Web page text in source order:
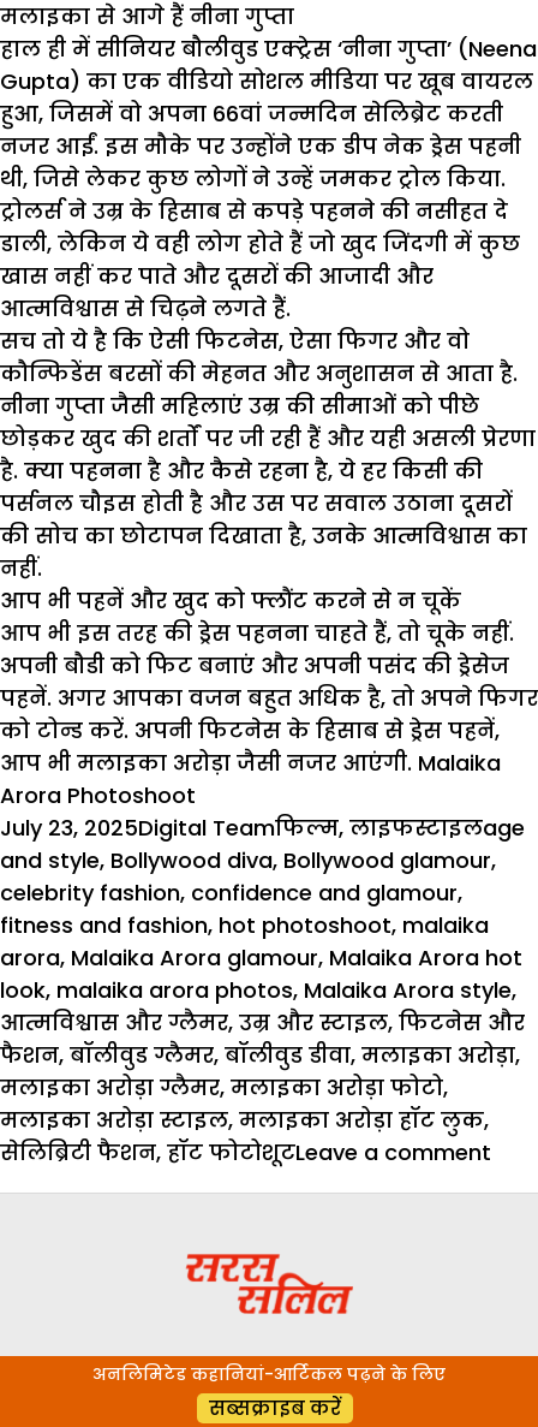
मलाइका से आगे हैं नीना गुप्ता
हाल ही में सीनियर बौलीवुड एक्ट्रेस ‘नीना गुप्ता’ (Neena
Gupta) का एक वीडियो सोशल मीडिया पर खूब वायरल
हुआ, जिसमें वो अपना 66वां जन्मदिन सेलिब्रेट करती
नजर आईं. इस मौके पर उन्होंने एक डीप नेक ड्रेस पहनी
थी, जिसे लेकर कुछ लोगों ने उन्हें जमकर ट्रोल किया.
ट्रोलर्स ने उम्र के हिसाब से कपड़े पहनने की नसीहत दे
डाली, लेकिन ये वही लोग होते हैं जो खुद जिंदगी में कुछ
खास नहीं कर पाते और दूसरों की आजादी और
आत्मविश्वास से चिढ़ने लगते हैं.
सच तो ये है कि ऐसी फिटनेस, ऐसा फिगर और वो
कौन्फिडेंस बरसों की मेहनत और अनुशासन से आता है.
नीना गुप्ता जैसी महिलाएं उम्र की सीमाओं को पीछे
छोड़कर खुद की शर्तों पर जी रही हैं और यही असली प्रेरणा
है. क्या पहनना है और कैसे रहना है, ये हर किसी की
पर्सनल चौइस होती है और उस पर सवाल उठाना दूसरों
की सोच का छोटापन दिखाता है, उनके आत्मविश्वास का
नहीं.
आप भी पहनें और खुद को फ्लौंट करने से न चूकें
आप भी इस तरह की ड्रेस पहनना चाहते हैं, तो चूके नहीं.
अपनी बौडी को फिट बनाएं और अपनी पसंद की ड्रेसेज
पहनें. अगर आपका वजन बहुत अधिक है, तो अपने फिगर
को टोन्ड करें. अपनी फिटनेस के हिसाब से ड्रेस पहनें,
आप भी मलाइका अरोड़ा जैसी नजर आएंगी. Malaika
Arora Photoshoot
Posted
on
July 23, 2025Author
Digital TeamCategories
फिल्म, लाइफस्टाइलTags
age
and style, Bollywood diva, Bollywood glamour,
celebrity fashion, confidence and glamour,
fitness and fashion, hot photoshoot, malaika
arora, Malaika Arora glamour, Malaika Arora hot
look, malaika arora photos, Malaika Arora style,
आत्मविश्वास और ग्लैमर, उम्र और स्टाइल, फिटनेस और
फैशन, बॉलीवुड ग्लैमर, बॉलीवुड डीवा, मलाइका अरोड़ा,
मलाइका अरोड़ा ग्लैमर, मलाइका अरोड़ा फोटो,
मलाइका अरोड़ा स्टाइल, मलाइका अरोड़ा हॉट लुक,
सेलिब्रिटी फैशन, हॉट फोटोशूटLeave a comment
अनलिमिटेड कहानियां-आर्टिकल पढ़ने के लिए
सब्सक्राइब करें